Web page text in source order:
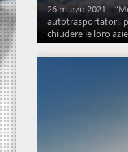
26 marzo 2021 -
autotrasportatori,
chiudere le loro